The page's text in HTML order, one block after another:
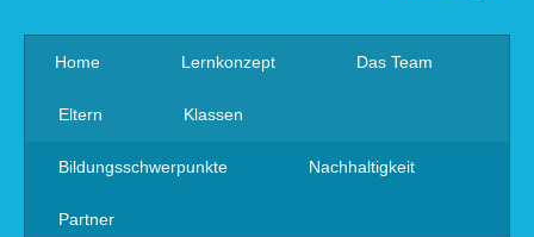
Home Lernkonzept Das Team
Eltern Klassen
Bildungsschwerpunkte Nachhaltigkeit
Partner